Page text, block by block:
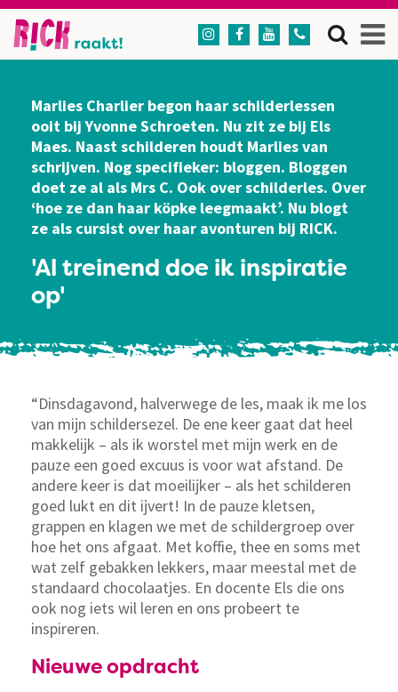
   
Marlies Charlier begon haar schilderlessen
ooit bij Yvonne Schroeten. Nu zit ze bij Els
Maes. Naast schilderen houdt Marlies van
schrijven. Nog specifieker: bloggen. Bloggen
doet ze al als Mrs C. Ook over schilderles. Over
‘hoe ze dan haar köpke leegmaakt’. Nu blogt
ze als cursist over haar avonturen bij RICK.
'Al treinend doe ik inspiratie
op'
“Dinsdagavond, halverwege de les, maak ik me los
van mijn schildersezel. De ene keer gaat dat heel
makkelijk – als ik worstel met mijn werk en de
pauze een goed excuus is voor wat afstand. De
andere keer is dat moeilijker – als het schilderen
goed lukt en dit ijvert! In de pauze kletsen,
grappen en klagen we met de schildergroep over
hoe het ons afgaat. Met koffie, thee en soms met
wat zelf gebakken lekkers, maar meestal met de
standaard chocolaatjes. En docente Els die ons
ook nog iets wil leren en ons probeert te
inspireren.
Nieuwe opdracht